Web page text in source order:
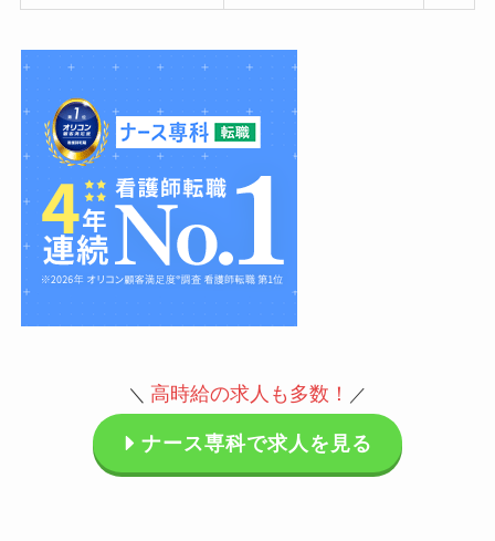
＼ 高時給の求人も多数 ！ ／
ナース専科で求人を見る